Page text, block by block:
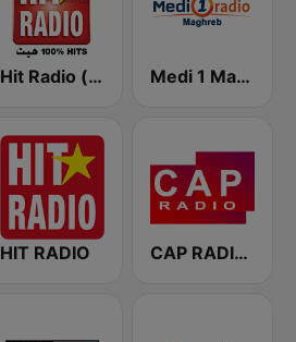
Hit Radio (هيت راديو) Medi 1 Maghreb (ميدى1 مغرب)
HIT RADIO CAP RADIO MAROC